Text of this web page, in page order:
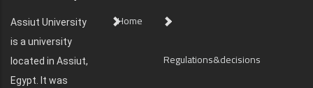
Assiut University
is a university
located in Assiut,
Egypt. It was
Home
Regulations&decisions